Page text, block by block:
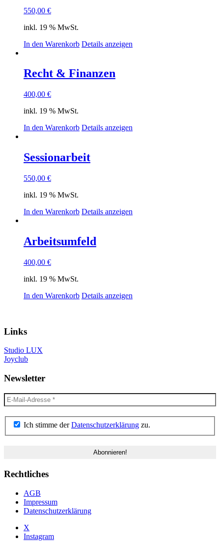
550,00 €
inkl. 19 % MwSt.
In den Warenkorb Details anzeigen
Recht & Finanzen
400,00 €
inkl. 19 % MwSt.
In den Warenkorb Details anzeigen
Sessionarbeit
550,00 €
inkl. 19 % MwSt.
In den Warenkorb Details anzeigen
Arbeitsumfeld
400,00 €
inkl. 19 % MwSt.
In den Warenkorb Details anzeigen
Links
Studio LUX
Joyclub
Newsletter
Ich stimme derDatenschutzerklärung zu.
Rechtliches
AGB
Impressum
Datenschutzerklärung
X
Instagram